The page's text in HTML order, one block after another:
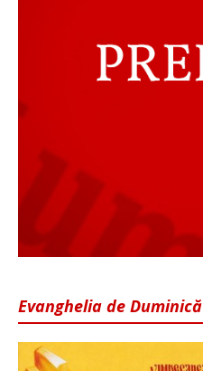
Evanghelia de Duminică